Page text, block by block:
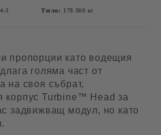
3 Тегло: 178.000 кг
пропорции като водещия
голяма част от
на своя събрат,
корпус Turbine™ Head за
задвижващ модул, но като